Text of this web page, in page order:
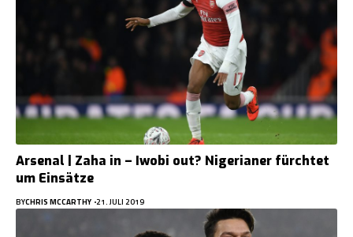
Arsenal | Zaha in – Iwobi out? Nigerianer fürchtet
um Einsätze
BYCHRIS MCCARTHY 21. JULI 2019